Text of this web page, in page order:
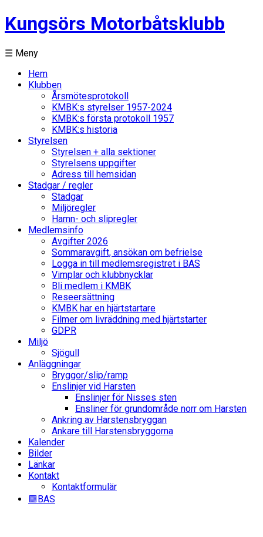
Kungsörs Motorbåtsklubb
☰ Meny
Hem
Klubben
Årsmötesprotokoll
KMBK:s styrelser 1957-2024
KMBK:s första protokoll 1957
KMBK:s historia
Styrelsen
Styrelsen + alla sektioner
Styrelsens uppgifter
Adress till hemsidan
Stadgar / regler
Stadgar
Miljöregler
Hamn- och slipregler
Medlemsinfo
Avgifter 2026
Sommaravgift, ansökan om befrielse
Logga in till medlemsregistret i BAS
Vimplar och klubbnycklar
Bli medlem i KMBK
Reseersättning
KMBK har en hjärtstartare
Filmer om livräddning med hjärtstarter
GDPR
Miljö
Sjögull
Anläggningar
Bryggor/slip/ramp
Enslinjer vid Harsten
Enslinjer för Nisses sten
Ensliner för grundområde norr om Harsten
Ankring av Harstensbryggan
Ankare till Harstensbryggorna
Kalender
Bilder
Länkar
Kontakt
Kontaktformulär
🟩BAS